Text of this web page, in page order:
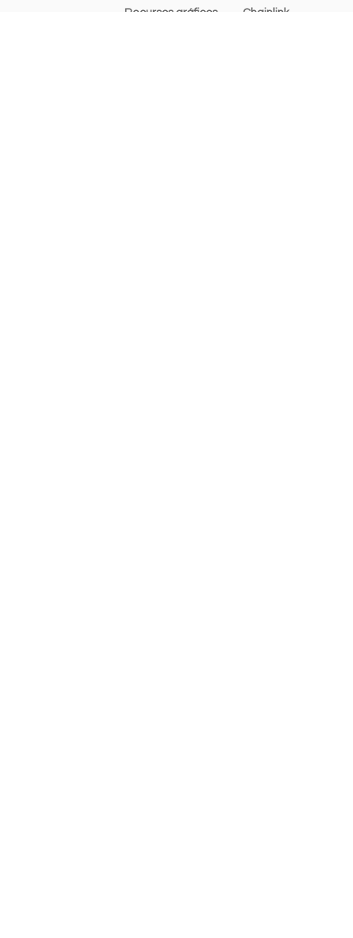
Recursos gráficos
Chainlink